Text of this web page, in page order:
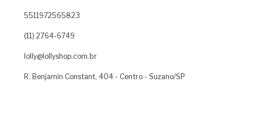
5511972565823
(11) 2764-6749
lolly@lollyshop.com.br
R. Benjamin Constant, 404 - Centro - Suzano/SP